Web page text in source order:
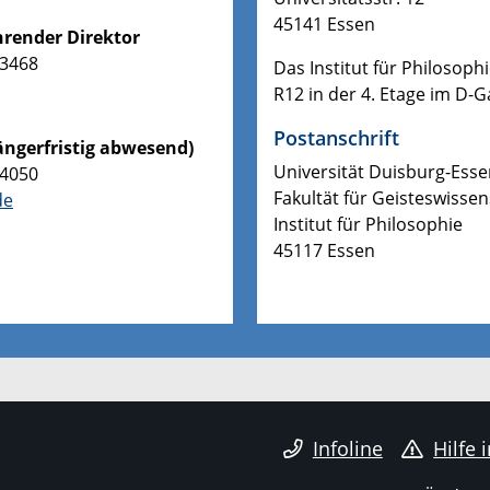
Direktor
abwesend)
45141 Essen
Das Institut für
R12 in der 4. Etage im D-
Postanschrift
Universität Duisburg-
Fakultät für
Institut für Philosophie
45117 Essen
Infoline
Hilfe